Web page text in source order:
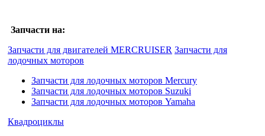
Запчасти на:
Запчасти для двигателей MERCRUISER Запчасти для
лодочных моторов
Запчасти для лодочных моторов Mercury
Запчасти для лодочных моторов Suzuki
Запчасти для лодочных моторов Yamaha
Квадроциклы